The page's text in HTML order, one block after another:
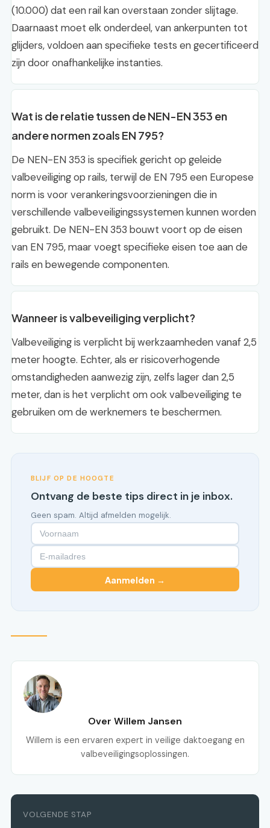
(10.000) dat een rail kan overstaan zonder slijtage.
Daarnaast moet elk onderdeel, van ankerpunten tot
glijders, voldoen aan specifieke tests en gecertificeerd
zijn door onafhankelijke instanties.
Wat is de relatie tussen de NEN-EN 353 en
andere normen zoals EN 795?
De NEN-EN 353 is specifiek gericht op geleide
valbeveiliging op rails, terwijl de EN 795 een Europese
norm is voor verankeringsvoorzieningen die in
verschillende valbeveiligingssystemen kunnen worden
gebruikt. De NEN-EN 353 bouwt voort op de eisen
van EN 795, maar voegt specifieke eisen toe aan de
rails en bewegende componenten.
Wanneer is valbeveiliging verplicht?
Valbeveiliging is verplicht bij werkzaamheden vanaf 2,5
meter hoogte. Echter, als er risicoverhogende
omstandigheden aanwezig zijn, zelfs lager dan 2,5
meter, dan is het verplicht om ook valbeveiliging te
gebruiken om de werknemers te beschermen.
BLIJF OP DE HOOGTE
Ontvang de beste tips direct in je inbox.
Geen spam. Altijd afmelden mogelijk.
Aanmelden →
Over Willem Jansen
Willem is een ervaren expert in veilige daktoegang en
valbeveiligingsoplossingen.
VOLGENDE STAP